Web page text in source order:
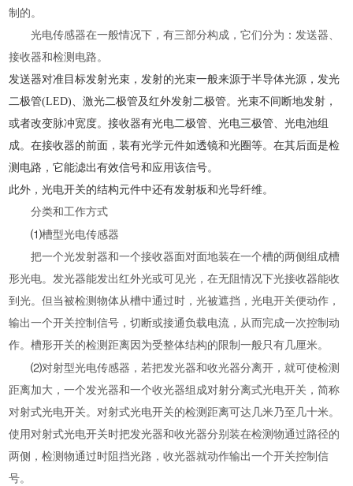
制的。
光电传感器在一般情况下，有三部分构成，它们分为：发送器、
接收器和检测电路。
发送器对准目标发射光束，发射的光束一般来源于半导体光源，发光
二极管(LED)、激光二极管及红外发射二极管。光束不间断地发射，
或者改变脉冲宽度。接收器有光电二极管、光电三极管、光电池组
成。在接收器的前面，装有光学元件如透镜和光圈等。在其后面是检
测电路，它能滤出有效信号和应用该信号。
此外，光电开关的结构元件中还有发射板和光导纤维。
分类和工作方式
⑴槽型光电传感器
把一个光发射器和一个接收器面对面地装在一个槽的两侧组成槽
形光电。发光器能发出红外光或可见光，在无阻情况下光接收器能收
到光。但当被检测物体从槽中通过时，光被遮挡，光电开关便动作，
输出一个开关控制信号，切断或接通负载电流，从而完成一次控制动
作。槽形开关的检测距离因为受整体结构的限制一般只有几厘米。
⑵对射型光电传感器，若把发光器和收光器分离开，就可使检测
距离加大，一个发光器和一个收光器组成对射分离式光电开关，简称
对射式光电开关。对射式光电开关的检测距离可达几米乃至几十米。
使用对射式光电开关时把发光器和收光器分别装在检测物通过路径的
两侧，检测物通过时阻挡光路，收光器就动作输出一个开关控制信
号。